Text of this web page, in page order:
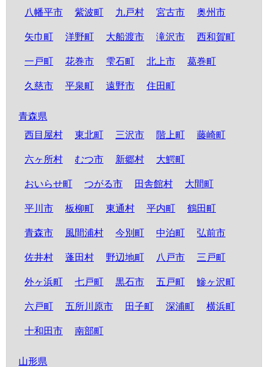
八幡平市 紫波町 九戸村 宮古市 奥州市
矢巾町 洋野町 大船渡市 滝沢市 西和賀町
一戸町 花巻市 雫石町 北上市 葛巻町
久慈市 平泉町 遠野市 住田町
青森県
西目屋村
東北町 三沢市 階上町 藤崎町
六ヶ所村 むつ市 新郷村 大鰐町
おいらせ町 つがる市 田舎館村 大間町
平川市 板柳町 東通村 平内町 鶴田町
青森市 風間浦村 今別町 中泊町 弘前市
佐井村 蓬田村 野辺地町 八戸市 三戸町
外ヶ浜町 七戸町 黒石市 五戸町 鰺ヶ沢町
六戸町 五所川原市 田子町 深浦町 横浜町
十和田市 南部町
山形県